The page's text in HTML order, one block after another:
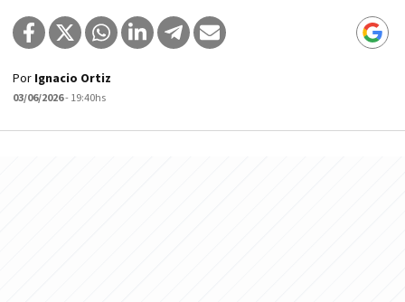
Por Ignacio Ortiz
03/06/2026- 19:40hs